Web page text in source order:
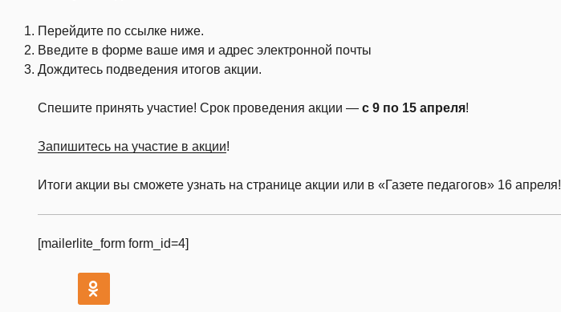
Перейдите по ссылке ниже.
Введите в форме ваше имя и адрес электронной почты
Дождитесь подведения итогов акции.
Спешите принять участие! Срок проведения акции — с 9 по 15 апреля!
Запишитесь на участие в акции!
Итоги акции вы сможете узнать на странице акции или в «Газете педагогов» 16 апреля!
[mailerlite_form form_id=4]